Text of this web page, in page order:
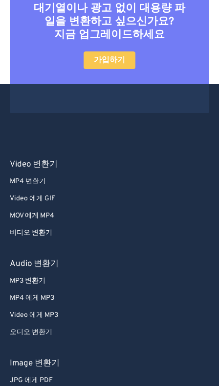
대기열이나 광고 없이 대용량 파
일을 변환하고 싶으신가요?
지금 업그레이드하세요
가입하기
Video 변환기
MP4 변환기
Video 에게 GIF
MOV 에게 MP4
비디오 변환기
Audio 변환기
MP3 변환기
MP4 에게 MP3
Video 에게 MP3
오디오 변환기
Image 변환기
JPG 에게 PDF